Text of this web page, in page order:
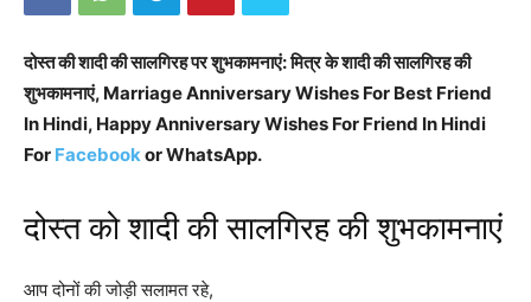
दोस्त की शादी की सालगिरह पर शुभकामनाएं: मित्र के शादी की सालगिरह की
शुभकामनाएं, Marriage Anniversary Wishes For Best Friend
In Hindi, Happy Anniversary Wishes For Friend In Hindi
For Facebookor WhatsApp.
दोस्त को शादी की सालगिरह की शुभकामनाएं
आप दोनों की जोड़ी सलामत रहे,